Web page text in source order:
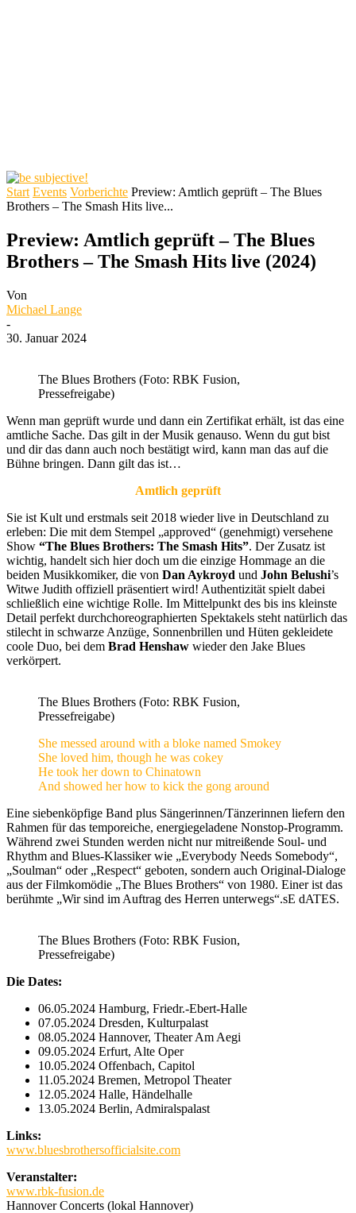
Start Events Vorberichte Preview: Amtlich geprüft – The Blues
Brothers – The Smash Hits live...
Preview: Amtlich geprüft – The Blues
Brothers – The Smash Hits live (2024)
Von
Michael Lange
-
30. Januar 2024
The Blues Brothers (Foto: RBK Fusion,
Pressefreigabe)
Wenn man geprüft wurde und dann ein Zertifikat erhält, ist das eine
amtliche Sache. Das gilt in der Musik genauso. Wenn du gut bist
und dir das dann auch noch bestätigt wird, kann man das auf die
Bühne bringen. Dann gilt das ist…
Amtlich geprüft
Sie ist Kult und erstmals seit 2018 wieder live in Deutschland zu
erleben: Die mit dem Stempel „approved“ (genehmigt) versehene
Show “The Blues Brothers: The Smash Hits”. Der Zusatz ist
wichtig, handelt sich hier doch um die einzige Hommage an die
beiden Musikkomiker, die von Dan Aykroyd und John Belushi’s
Witwe Judith offiziell präsentiert wird! Authentizität spielt dabei
schließlich eine wichtige Rolle. Im Mittelpunkt des bis ins kleinste
Detail perfekt durchchoreographierten Spektakels steht natürlich das
stilecht in schwarze Anzüge, Sonnenbrillen und Hüten gekleidete
coole Duo, bei dem Brad Henshaw wieder den Jake Blues
verkörpert.
The Blues Brothers (Foto: RBK Fusion,
Pressefreigabe)
She messed around with a bloke named Smokey
She loved him, though he was cokey
He took her down to Chinatown
And showed her how to kick the gong around
Eine siebenköpfige Band plus Sängerinnen/Tänzerinnen liefern den
Rahmen für das temporeiche, energiegeladene Nonstop-Programm.
Während zwei Stunden werden nicht nur mitreißende Soul- und
Rhythm and Blues-Klassiker wie „Everybody Needs Somebody“,
„Soulman“ oder „Respect“ geboten, sondern auch Original-Dialoge
aus der Filmkomödie „The Blues Brothers“ von 1980. Einer ist das
berühmte „Wir sind im Auftrag des Herren unterwegs“.sE dATES.
The Blues Brothers (Foto: RBK Fusion,
Pressefreigabe)
Die Dates:
06.05.2024 Hamburg, Friedr.-Ebert-Halle
07.05.2024 Dresden, Kulturpalast
08.05.2024 Hannover, Theater Am Aegi
09.05.2024 Erfurt, Alte Oper
10.05.2024 Offenbach, Capitol
11.05.2024 Bremen, Metropol Theater
12.05.2024 Halle, Händelhalle
13.05.2024 Berlin, Admiralspalast
Links:
www.bluesbrothersofficialsite.com
Veranstalter:
www.rbk-fusion.de
Hannover Concerts (lokal Hannover)